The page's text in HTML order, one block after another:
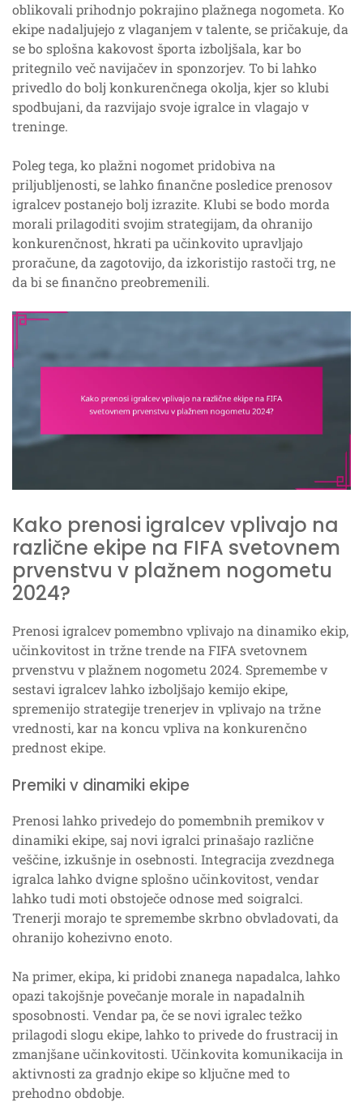
oblikovali prihodnjo pokrajino plažnega nogometa. Ko
ekipe nadaljujejo z vlaganjem v talente, se pričakuje, da
se bo splošna kakovost športa izboljšala, kar bo
pritegnilo več navijačev in sponzorjev. To bi lahko
privedlo do bolj konkurenčnega okolja, kjer so klubi
spodbujani, da razvijajo svoje igralce in vlagajo v
treninge.
Poleg tega, ko plažni nogomet pridobiva na
priljubljenosti, se lahko finančne posledice prenosov
igralcev postanejo bolj izrazite. Klubi se bodo morda
morali prilagoditi svojim strategijam, da ohranijo
konkurenčnost, hkrati pa učinkovito upravljajo
proračune, da zagotovijo, da izkoristijo rastoči trg, ne
da bi se finančno preobremenili.
Kako prenosi igralcev vplivajo na
različne ekipe na FIFA svetovnem
prvenstvu v plažnem nogometu
2024?
Prenosi igralcev pomembno vplivajo na dinamiko ekip,
učinkovitost in tržne trende na FIFA svetovnem
prvenstvu v plažnem nogometu 2024. Spremembe v
sestavi igralcev lahko izboljšajo kemijo ekipe,
spremenijo strategije trenerjev in vplivajo na tržne
vrednosti, kar na koncu vpliva na konkurenčno
prednost ekipe.
Premiki v dinamiki ekipe
Prenosi lahko privedejo do pomembnih premikov v
dinamiki ekipe, saj novi igralci prinašajo različne
veščine, izkušnje in osebnosti. Integracija zvezdnega
igralca lahko dvigne splošno učinkovitost, vendar
lahko tudi moti obstoječe odnose med soigralci.
Trenerji morajo te spremembe skrbno obvladovati, da
ohranijo kohezivno enoto.
Na primer, ekipa, ki pridobi znanega napadalca, lahko
opazi takojšnje povečanje morale in napadalnih
sposobnosti. Vendar pa, če se novi igralec težko
prilagodi slogu ekipe, lahko to privede do frustracij in
zmanjšane učinkovitosti. Učinkovita komunikacija in
aktivnosti za gradnjo ekipe so ključne med to
prehodno obdobje.